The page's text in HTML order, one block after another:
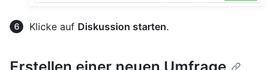
Klicke auf Diskussion starten.